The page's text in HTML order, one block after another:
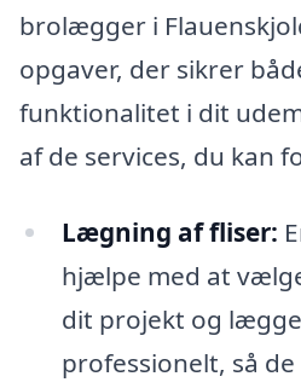
brolægger i
opgaver, der sikrer
funktionalitet i dit
af de services, du kan
Lægning af fliser:
hjælpe med at
dit projekt og
professionelt, så